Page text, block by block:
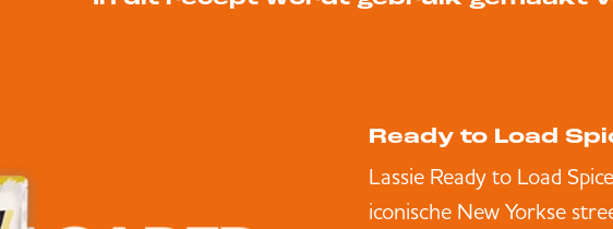
Ready to Load
Lassie Ready to Load
iconische New Yorkse